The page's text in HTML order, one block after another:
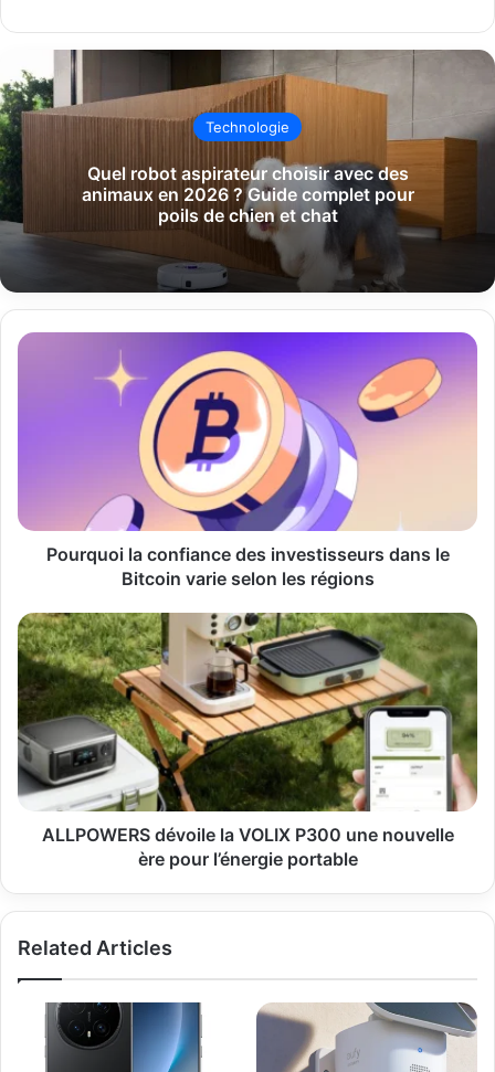
Technologie
Quel robot aspirateur choisir avec des
animaux en 2026 ? Guide complet pour
poils de chien et chat
Pourquoi
varie
selonPourquoi la confiance des investisseurs dans le
Bitcoin varie selon les régions
ALLPOWERS
dévoile
la
VOLIX
P300
une
nouvelle
ère
pour
l’énergie
ALLPOWERS dévoile la VOLIX P300 une nouvelle
ère pour l’énergie portable
Related Articles